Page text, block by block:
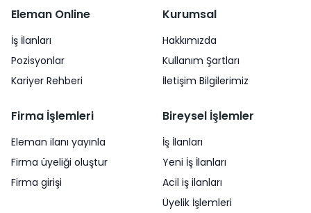
Eleman Online
İş İlanları
Pozisyonlar
Kariyer Rehberi
Kurumsal
Hakkımızda
Kullanım Şartları
İletişim Bilgilerimiz
Firma İşlemleri
Eleman ilanı yayınla
Firma üyeliği oluştur
Firma girişi
Bireysel İşlemler
İş İlanları
Yeni İş İlanları
Acil iş ilanları
Üyelik İşlemleri